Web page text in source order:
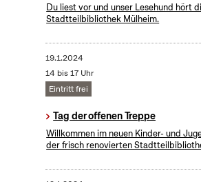
Du liest vor und unser Lesehund hört
Stadtteilbibliothek Mülheim.
19.1.2024
14 bis 17 Uhr
Eintritt frei
Tag der offenen Treppe
Willkommen im neuen Kinder- und
der frisch renovierten